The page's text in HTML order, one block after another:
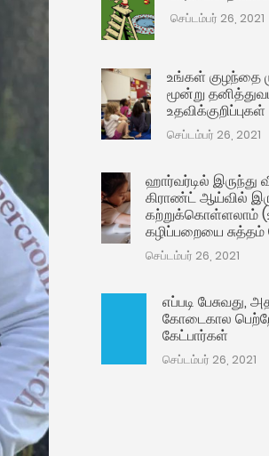
செப்டம்பர் 26, 2021
உங்கள் குழந்தை
மூன்று
உதவிக்குறிப்புகள்
செப்டம்பர் 26, 2021
ஹார்வர்டில் இருந்து
கிராண்ட் ஆய்வில்
கற்றுக்கொள்ளலாம்
கழிப்பறையை
செப்டம்பர் 26, 2021
எப்படி
கோடைகால
கேட்பார்கள்
செப்டம்பர் 26, 2021